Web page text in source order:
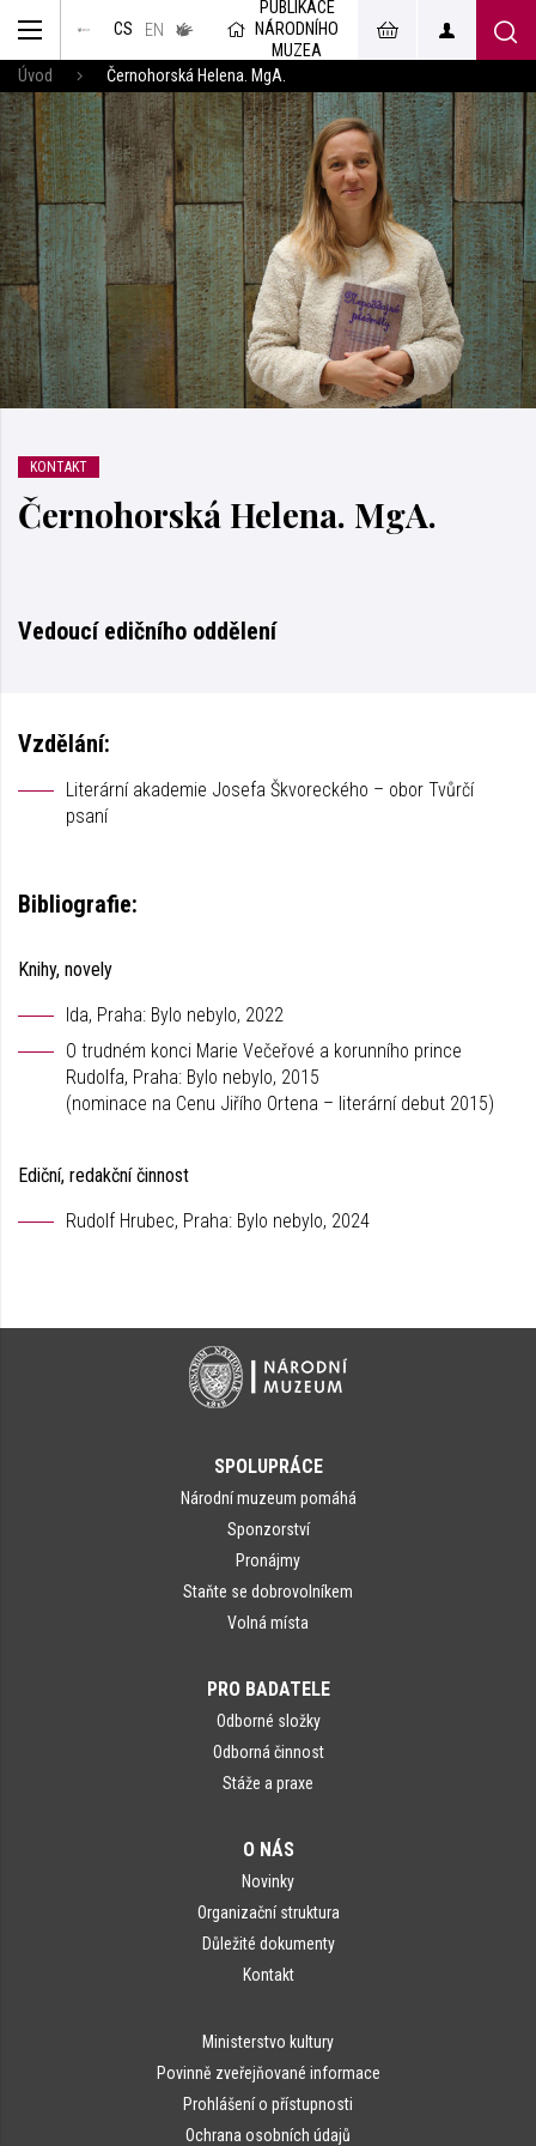
CS EN
v českém
jazyce
PUBLIKACE
NÁRODNÍHO
MUZEA
Úvod
Černohorská Helena. MgA.
KONTAKT
Černohorská Helena. MgA.
Vedoucí edičního oddělení
Vzdělání:
Literární akademie Josefa Škvoreckého – obor Tvůrčí
psaní
Bibliografie:
Knihy, novely
Ida, Praha: Bylo nebylo, 2022
O trudném konci Marie Večeřové a korunního prince
Rudolfa, Praha: Bylo nebylo, 2015
(nominace na Cenu Jiřího Ortena – literární debut 2015)
Ediční, redakční činnost
Rudolf Hrubec, Praha: Bylo nebylo, 2024
SPOLUPRÁCE
Národní muzeum pomáhá
Sponzorství
Pronájmy
Staňte se dobrovolníkem
Volná místa
PRO BADATELE
Odborné složky
Odborná činnost
Stáže a praxe
O NÁS
Novinky
Organizační struktura
Důležité dokumenty
Kontakt
Ministerstvo kultury
Povinně zveřejňované informace
Prohlášení o přístupnosti
Ochrana osobních údajů